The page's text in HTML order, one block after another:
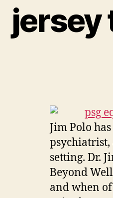
jersey
Jim Polo
psychiatrist,
setting. Dr.
Beyond
and when